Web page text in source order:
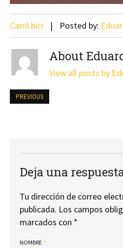
Carril bici Posted by:
About
View all posts by
PREVIOUS
Deja una
Tu dirección de correo
publicada. Los campos
marcados con *
NOMBRE